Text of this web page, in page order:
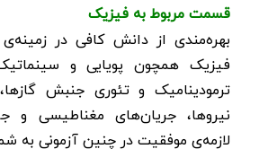
قسمت مربوط به فیزیک
بهره‌مندی از دانش کافی در
فیزیک همچون پویایی و
ترمودینامیک و تئوری جنبش
نیروها، جریان‌های مغناطیسی و
لازمه‌ی موفقیت در چنین آزمونی به